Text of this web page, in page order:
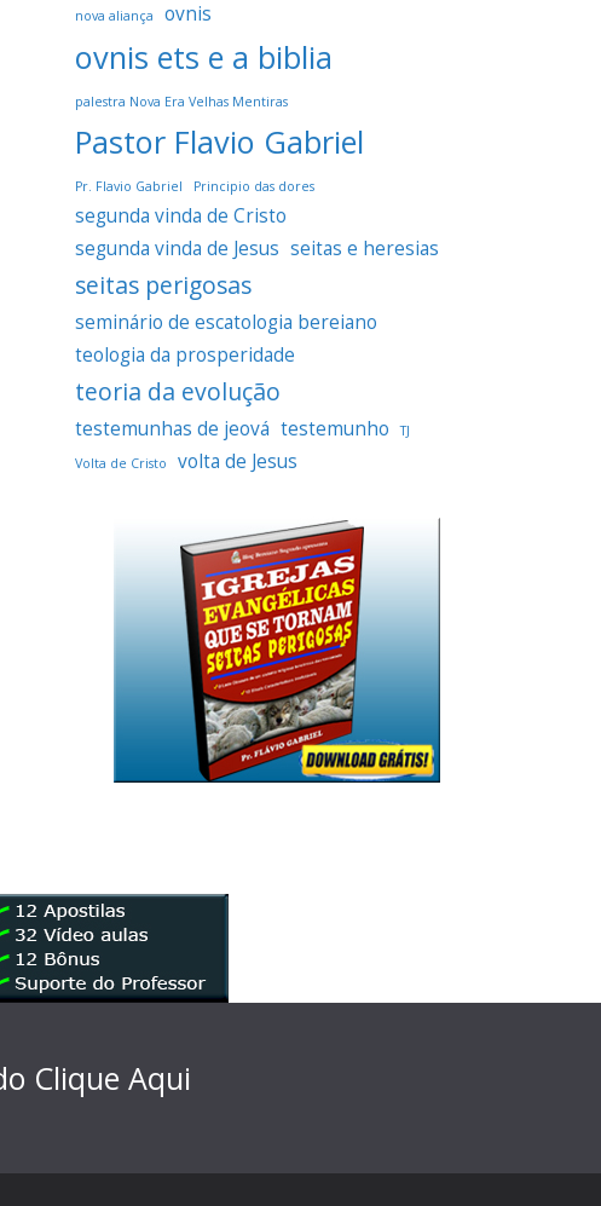
nova aliança ovnis
ovnis ets e a biblia
palestra Nova Era Velhas Mentiras
Pastor Flavio Gabriel
Pr. Flavio Gabriel Principio das dores
segunda vinda de Cristo
segunda vinda de Jesus seitas e heresias
seitas perigosas
seminário de escatologia bereiano
teologia da prosperidade
teoria da evolução
testemunhas de jeová testemunho
TJ
Volta de Cristo
volta de Jesus
Clique Aqui